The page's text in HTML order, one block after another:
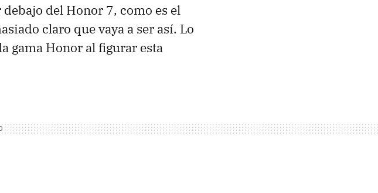
del Honor 7, como es el
claro que vaya a ser así. Lo
gama Honor al figurar esta